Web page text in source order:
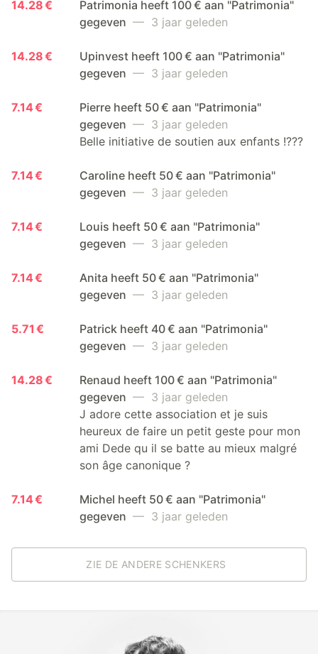
14.28 €
Patrimonia heeft 100 € aan "Patrimonia"
gegeven — 3 jaar geleden
14.28 €
Upinvest heeft 100 € aan "Patrimonia"
gegeven — 3 jaar geleden
7.14 €
Pierre heeft 50 € aan "Patrimonia"
gegeven — 3 jaar geleden
Belle initiative de soutien aux enfants !???
7.14 €
Caroline heeft 50 € aan "Patrimonia"
gegeven — 3 jaar geleden
7.14 €
Louis heeft 50 € aan "Patrimonia"
gegeven — 3 jaar geleden
7.14 €
Anita heeft 50 € aan "Patrimonia"
gegeven — 3 jaar geleden
5.71 €
Patrick heeft 40 € aan "Patrimonia"
gegeven — 3 jaar geleden
14.28 €
Renaud heeft 100 € aan "Patrimonia"
gegeven — 3 jaar geleden
J adore cette association et je suis
heureux de faire un petit geste pour mon
ami Dede qu il se batte au mieux malgré
son âge canonique ?
7.14 €
Michel heeft 50 € aan "Patrimonia"
gegeven — 3 jaar geleden
ZIE DE ANDERE SCHENKERS